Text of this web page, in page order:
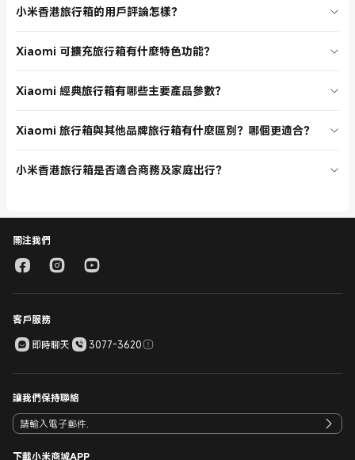
獲取新品資訊。新品通常具備更高容量和多重安全設計，滿足不同用戶
小米香港旅行箱的用戶評論怎樣？
時尚，性價比高。用戶評論可在產品頁面查看，幫助您做出更明智的選
Xiaomi 可擴充旅行箱有什麼特色功能？
PC 外殼、TSA 密碼鎖及多段伸縮拉桿，適合香港用戶長途及短途出
Xiaomi 經典旅行箱有哪些主要產品參數？
體化伸縮拉桿、抗菌布料內裡、順暢滑輪、TSA 密碼鎖及多段可調節高
Xiaomi 旅行箱與其他品牌旅行箱有什麼區別？哪個更適合？
細節上有所不同，建議根據個人需求選擇最合適的產品。
小米香港旅行箱是否適合商務及家庭出行？
關注我們
客戶服務
即時聊天
3077-3620
讓我們保持聯絡
下載小米商城APP